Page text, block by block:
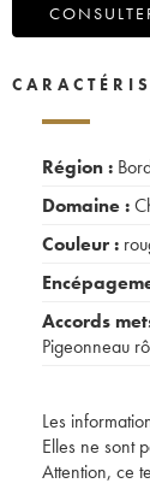
Région :
Domaine :
Couleur :
Accords
Pigeonneau
Les
Elles ne sont
Attention, ce